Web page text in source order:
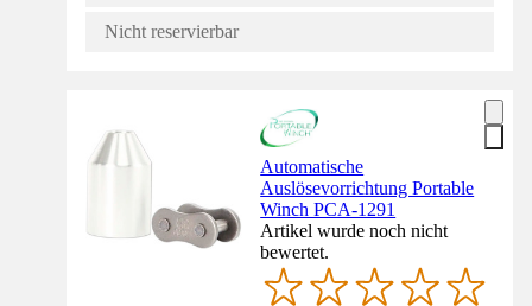
Nicht reservierbar
Automatische
Auslösevorrichtung Portable
Winch PCA-1291
Artikel wurde noch nicht
bewertet.